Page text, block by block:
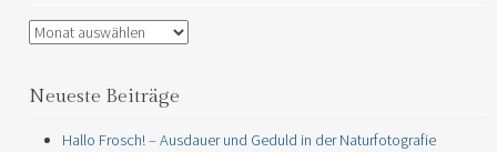
Archiv
Neueste Beiträge
Hallo Frosch! – Ausdauer und Geduld in der Naturfotografie